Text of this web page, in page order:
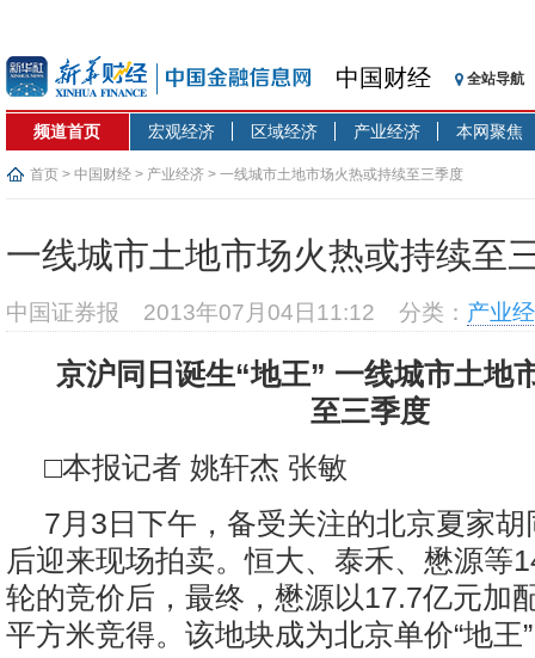
中国财经 全站导航
频道首页 宏观经济 区域经济 产业经济 本网聚焦
首页 > 中国财经 > 产业经济 > 一线城市土地市场火热或持续至三季度
一线城市土地市场火热或持续至
中国证券报 2013年07月04日11:12 分类： 产业
京沪同日诞生“地王” 一线城市土地
至三季度
□本报记者 姚轩杰 张敏
7月3日下午，备受关注的北京夏家
后迎来现场拍卖。恒大、泰禾、懋源等
轮的竞价后，最终，懋源以17.7亿元加
平方米竞得。该地块成为北京单价“地王